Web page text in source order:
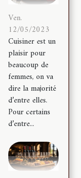
Ven.
12/05/2023
Cuisiner est un
plaisir pour
beaucoup de
femmes, on va
dire la majorité
d’entre elles.
Pour certains
d’entre...